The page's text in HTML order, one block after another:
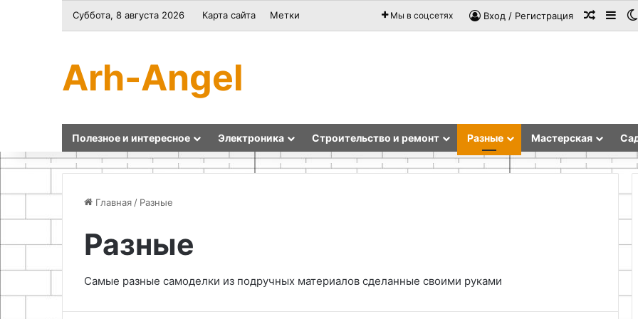
Суббота, 8 августа 2026 Карта сайта Метки Мы в соцсетях Вход / Регистрация
Arh-Angel
Полезное и интересное Электроника Строительство и ремонт Разные Мастерская
Главная / Разные
Разные
Самые разные самоделки из подручных материалов сделанные своими руками
руками:
своими